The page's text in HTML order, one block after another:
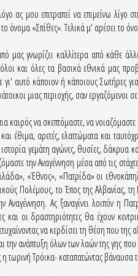
ας μου επιτραπεί να επιμείνω
το όνομα «Σπίθες». Τελικά μ' αρέσει το
μας γνωρίζει καλλίτερα από κάθε
και όλες τα βασικά εθνικά μας
γι' αυτό κάποιον ή κάποιους Σωτήρες
μιας περιοχής, σαν εργαζόμενοι
καιρός να σκεπτόμαστε, να
έθιμα, αρετές, ελαττώματα και
γεμάτη αγώνες, θυσίες, δάκρυα
την Αναγέννηση μέσα από τις
«Έθνος», «Πατρίδα» οι
Πολέμους, το Έπος της Αλβανίας,
Αναγέννηση. Ας ξαναγίνει λοιπόν η
και οι δραστηριότητες θα έχουν
να κερδίσει τη θέση που
την ανάπτυξη όλων των λαών της γης
τωρινή Τρόικα- καταπατώντας βάναυσα